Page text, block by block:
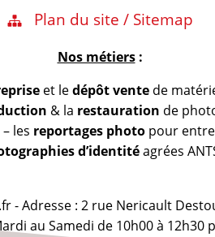
Plan du site / Sitemap
Nos métiers:
et ledépôt ventede
& la restauration de
– les reportages photopour
d’identitéagrées
- Adresse : 2 rue Nericault
au Samedi de 10h00 à 12h30